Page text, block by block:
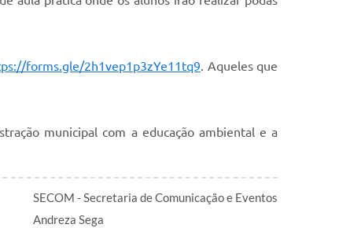
forms.gle/2h1vep1p3zYe11tq9. Aqueles que
municipal com a educação ambiental e a
SECOM - Secretaria de Comunicação e Eventos
Andreza Sega